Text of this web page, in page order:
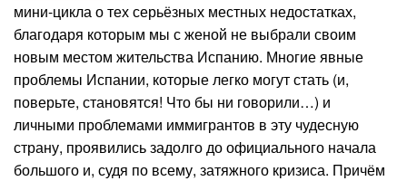
мини-цикла о тех серьёзных местных недостатках,
благодаря которым мы с женой не выбрали своим
новым местом жительства Испанию. Многие явные
проблемы Испании, которые легко могут стать (и,
поверьте, становятся! Что бы ни говорили…) и
личными проблемами иммигрантов в эту чудесную
страну, проявились задолго до официального начала
большого и, судя по всему, затяжного кризиса. Причём